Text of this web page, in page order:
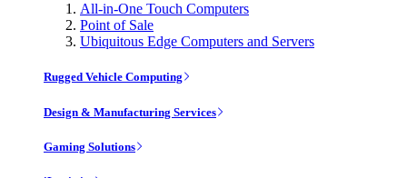
All-in-One Touch Computers
Point of Sale
Ubiquitous Edge Computers and Servers
Rugged Vehicle Computing
Design & Manufacturing Services
Gaming Solutions